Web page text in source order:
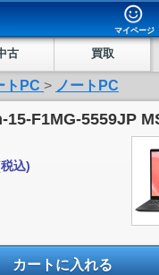
マイページ
古 買取
トPC > ノートPC
F1MG-5559JP
込)
カートに入れる